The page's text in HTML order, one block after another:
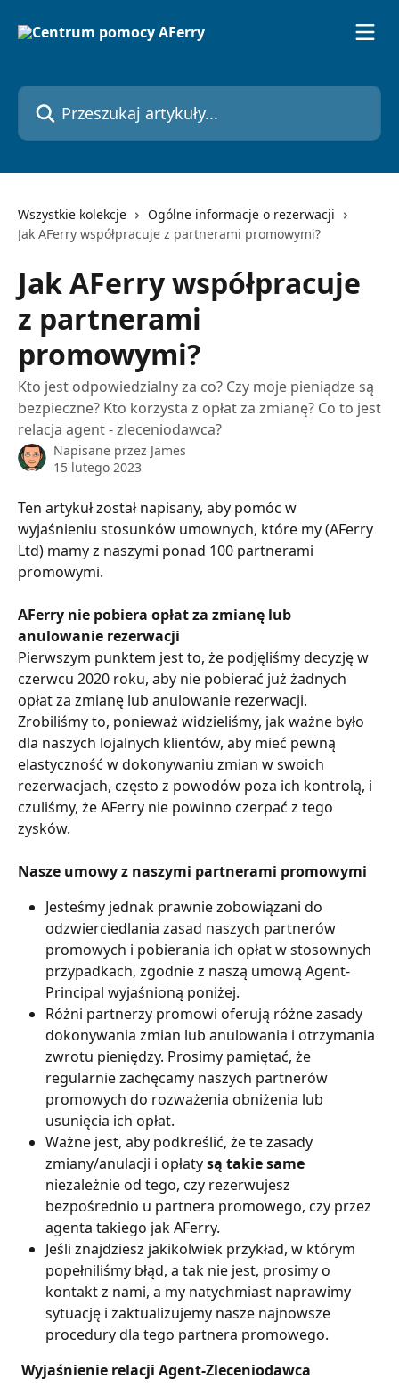
Przeszukaj artykuły...
Wszystkie kolekcje
Ogólne informacje o rezerwacji
Jak AFerry współpracuje z partnerami promowymi?
Jak AFerry współpracuje
z partnerami
promowymi?
Kto jest odpowiedzialny za co? Czy moje pieniądze są
bezpieczne? Kto korzysta z opłat za zmianę? Co to jest
relacja agent - zleceniodawca?
Napisane przez James
15 lutego 2023
Ten artykuł został napisany, aby pomóc w
wyjaśnieniu stosunków umownych, które my (AFerry
Ltd) mamy z naszymi ponad 100 partnerami
promowymi.
AFerry nie pobiera opłat za zmianę lub
anulowanie rezerwacji
Pierwszym punktem jest to, że podjęliśmy decyzję w
czerwcu 2020 roku, aby nie pobierać już żadnych
opłat za zmianę lub anulowanie rezerwacji.
Zrobiliśmy to, ponieważ widzieliśmy, jak ważne było
dla naszych lojalnych klientów, aby mieć pewną
elastyczność w dokonywaniu zmian w swoich
rezerwacjach, często z powodów poza ich kontrolą, i
czuliśmy, że AFerry nie powinno czerpać z tego
zysków.
Nasze umowy z naszymi partnerami promowymi
Jesteśmy jednak prawnie zobowiązani do
odzwierciedlania zasad naszych partnerów
promowych i pobierania ich opłat w stosownych
przypadkach, zgodnie z naszą umową Agent-
Principal wyjaśnioną poniżej.
Różni partnerzy promowi oferują różne zasady
dokonywania zmian lub anulowania i otrzymania
zwrotu pieniędzy. Prosimy pamiętać, że
regularnie zachęcamy naszych partnerów
promowych do rozważenia obniżenia lub
usunięcia ich opłat.
Ważne jest, aby podkreślić, że te zasady
zmiany/anulacji i opłaty są takie same
niezależnie od tego, czy rezerwujesz
bezpośrednio u partnera promowego, czy przez
agenta takiego jak AFerry.
Jeśli znajdziesz jakikolwiek przykład, w którym
popełniliśmy błąd, a tak nie jest, prosimy o
kontakt z nami, a my natychmiast naprawimy
sytuację i zaktualizujemy nasze najnowsze
procedury dla tego partnera promowego.
Wyjaśnienie relacji Agent-Zleceniodawca